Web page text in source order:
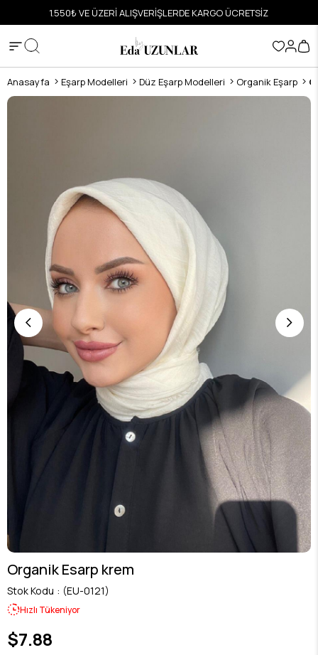
HIZLI VE GÜVENLİ ALIŞVERİŞ
Anasayfa Eşarp Modelleri Düz Eşarp Modelleri Organik Eşarp
Organik Esarp krem
Stok Kodu (EU-0121)
Hızlı Tükeniyor
$7.88